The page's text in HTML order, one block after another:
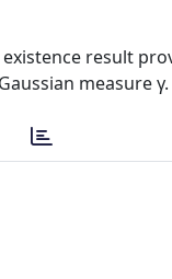
result
measure